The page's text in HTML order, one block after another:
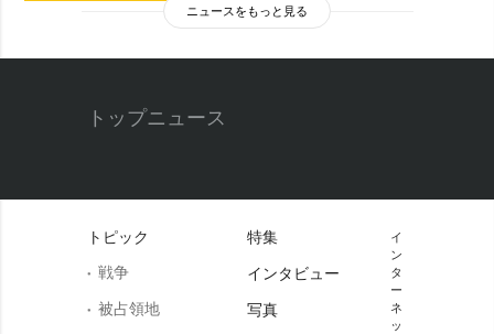
ニュースをもっと見る
トップニュース
トピック
戦争
被占領地
特集
インタビュー
写真
イ
ン
タ
ー
ネ
ッ